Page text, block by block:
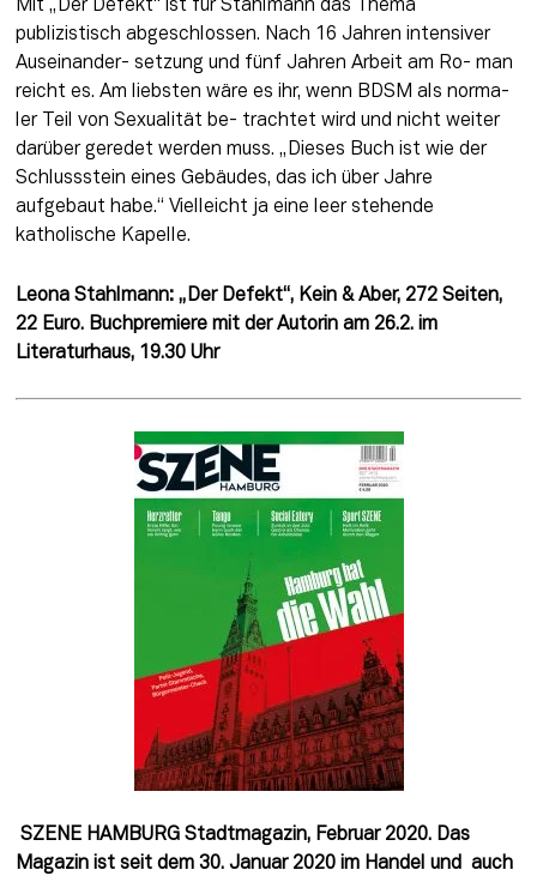
Mit „Der Defekt“ ist für Stahlmann das Thema
publizistisch abgeschlossen. Nach 16 Jahren intensiver
Auseinander- setzung und fünf Jahren Arbeit am Ro- man
reicht es. Am liebsten wäre es ihr, wenn BDSM als norma-
ler Teil von Sexualität be- trachtet wird und nicht weiter
darüber geredet werden muss. „Dieses Buch ist wie der
Schlussstein eines Gebäudes, das ich über Jahre
aufgebaut habe.“ Vielleicht ja eine leer stehende
katholische Kapelle.
Leona Stahlmann: „Der Defekt“, Kein & Aber, 272 Seiten,
22 Euro. Buchpremiere mit der Autorin am 26.2. im
Literaturhaus, 19.30 Uhr
SZENE HAMBURG Stadtmagazin, Februar 2020. Das
Magazin ist seit dem 30. Januar 2020 im Handel und  auch